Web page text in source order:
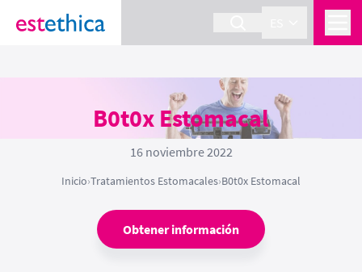
B0t0x Estomacal
16 noviembre 2022
Inicio›Tratamientos Estomacales›B0t0x Estomacal
Obtener información